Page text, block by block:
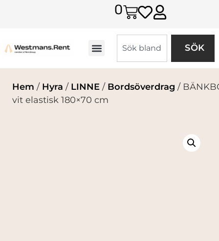
0
SÖK
Hem / Hyra / LINNE / Bordsöverdrag /
vit elastisk 180×70 cm